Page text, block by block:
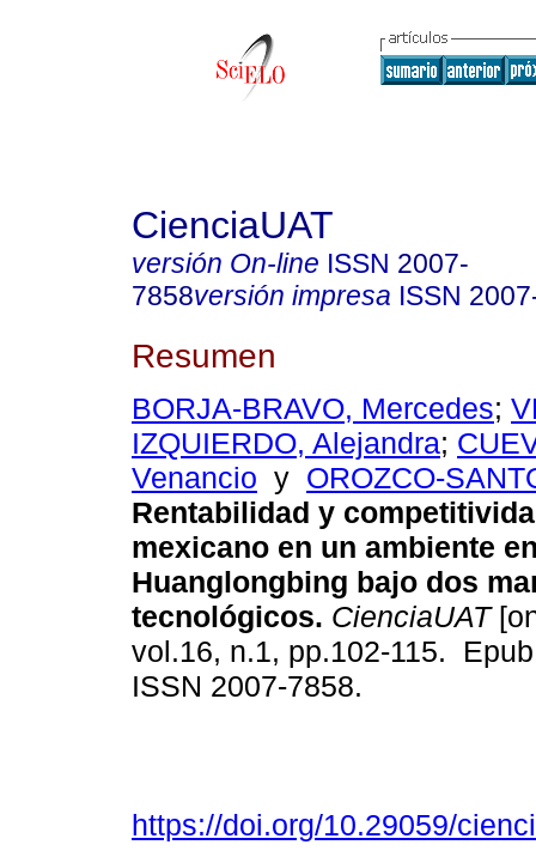
CienciaUAT
versión On-line ISSN 2007-
7858versión impresa ISSN
Resumen
BORJA-BRAVO, Mercedes;
IZQUIERDO, Alejandra;
Venancio y OROZCO-
Rentabilidad y
mexicano en un ambiente
Huanglongbing bajo dos
tecnológicos. CienciaUAT
vol.16, n.1, pp.102-115.
ISSN 2007-7858.
https://doi.org/10.29059/